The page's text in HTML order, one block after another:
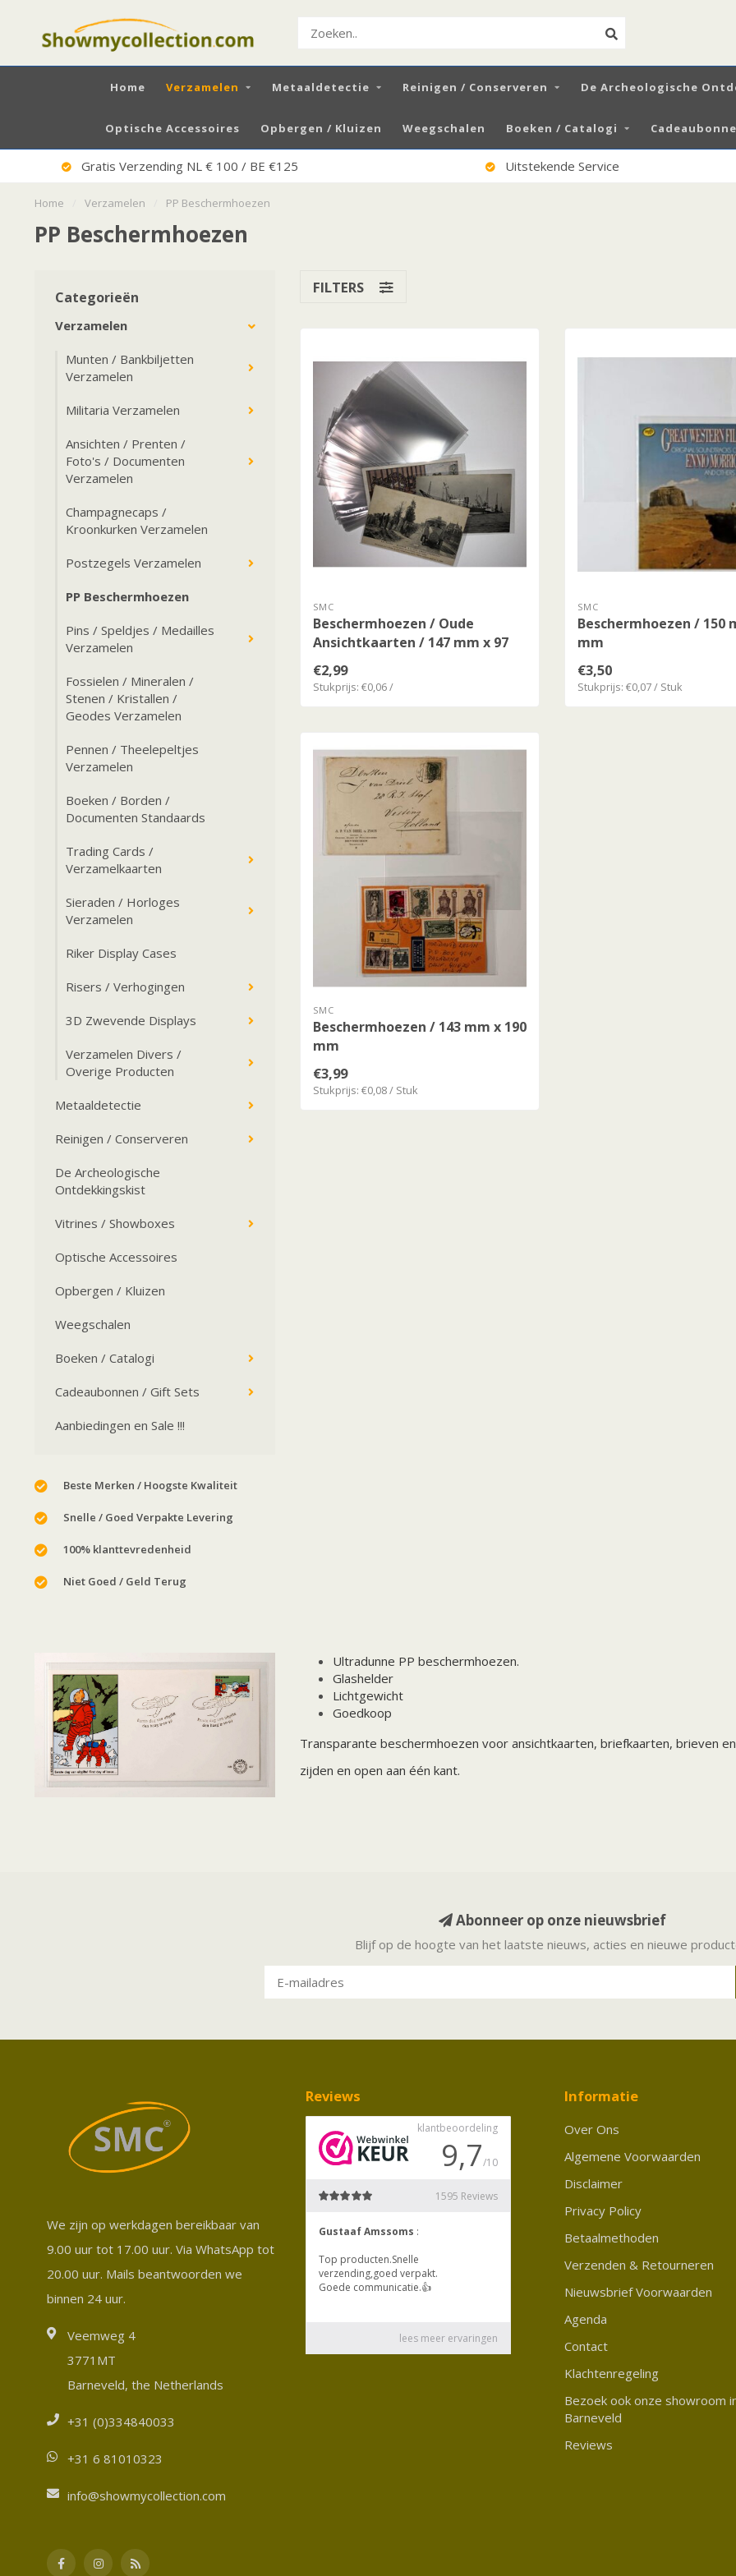
Home Verzamelen Metaaldetectie Reinigen / Conserveren De Archeologische
Optische Accessoires Opbergen / Kluizen Weegschalen Boeken / Catalogi
Gratis Verzending NL € 100 / BE €125 Uitstekende Service
Home Verzamelen PP Beschermhoezen
PP Beschermhoezen
Categorieën
Verzamelen
Munten / Bankbiljetten
Verzamelen
Militaria Verzamelen
Ansichten / Prenten /
Foto's / Documenten
Verzamelen
Champagnecaps /
Kroonkurken Verzamelen
Postzegels Verzamelen
PP Beschermhoezen
Pins / Speldjes / Medailles
Verzamelen
Fossielen / Mineralen /
Stenen / Kristallen /
Geodes Verzamelen
Pennen / Theelepeltjes
Verzamelen
Boeken / Borden /
Documenten Standaards
Trading Cards /
Verzamelkaarten
Sieraden / Horloges
Verzamelen
Riker Display Cases
Risers / Verhogingen
3D Zwevende Displays
Verzamelen Divers /
Overige Producten
Metaaldetectie
Reinigen / Conserveren
De Archeologische
Ontdekkingskist
Vitrines / Showboxes
Optische Accessoires
Opbergen / Kluizen
Weegschalen
Boeken / Catalogi
Cadeaubonnen / Gift Sets
Aanbiedingen en Sale !!!
Beste Merken / Hoogste Kwaliteit
Snelle / Goed Verpakte Levering
100% klanttevredenheid
Niet Goed / Geld Terug
FILTERS
SMC
Beschermhoezen / Oude
Ansichtkaarten / 147 mm x 97
mm
€2,99
Stukprijs: €0,06 /
SMC
Beschermhoezen / 150
mm
€3,50
Stukprijs: €0,07 / Stuk
SMC
Beschermhoezen / 143 mm x 190
mm
€3,99
Stukprijs: €0,08 / Stuk
Ultradunne PP beschermhoezen.
Glashelder
Lichtgewicht
Goedkoop
Transparante beschermhoezen voor ansichtkaarten, briefkaarten, brieven
zijden en open aan één kant.
Abonneer op onze nieuwsbrief
Blijf op de hoogte van het laatste nieuws, acties en nieuwe
We zijn op werkdagen bereikbaar van
9.00 uur tot 17.00 uur. Via WhatsApp tot
20.00 uur. Mails beantwoorden we
binnen 24 uur.
Veemweg 4
3771MT
Barneveld, the Netherlands
+31 (0)334840033
+31 6 81010323
info@showmycollection.com
Reviews Informatie
Over Ons
Algemene Voorwaarden
Disclaimer
Privacy Policy
Betaalmethoden
Verzenden & Retourneren
Nieuwsbrief Voorwaarden
Agenda
Contact
Klachtenregeling
Bezoek ook onze showroom
Barneveld
Reviews